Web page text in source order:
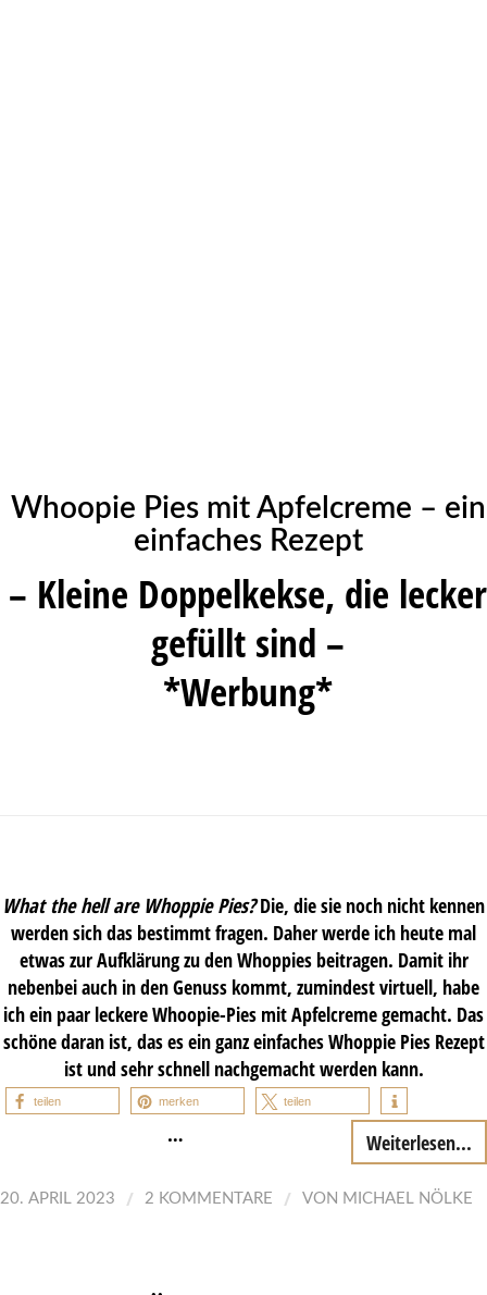
Whoopie Pies mit Apfelcreme – ein
einfaches Rezept
– Kleine Doppelkekse, die lecker
gefüllt sind –
*Werbung*
What the hell are Whoppie Pies?Die, die sie noch nicht kennen
werden sich das bestimmt fragen. Daher werde ich heute mal
etwas zur Aufklärung zu den Whoppies beitragen. Damit ihr
nebenbei auch in den Genuss kommt, zumindest virtuell, habe
ich ein paar leckere Whoopie-Pies mit Apfelcreme gemacht. Das
schöne daran ist, das es ein ganz einfaches Whoppie Pies Rezept
ist und sehr schnell nachgemacht werden kann.
teilen merken teilen
… Weiterlesen...
20. APRIL 2023 / 2 KOMMENTARE / VON MICHAEL NÖLKE